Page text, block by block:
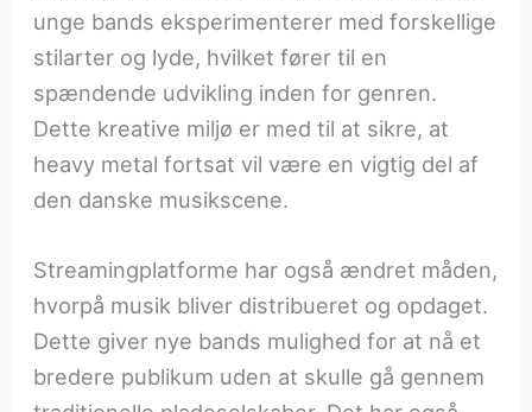
unge bands eksperimenterer med forskellige
stilarter og lyde, hvilket fører til en
spændende udvikling inden for genren.
Dette kreative miljø er med til at sikre, at
heavy metal fortsat vil være en vigtig del af
den danske musikscene.
Streamingplatforme har også ændret måden,
hvorpå musik bliver distribueret og opdaget.
Dette giver nye bands mulighed for at nå et
bredere publikum uden at skulle gå gennem